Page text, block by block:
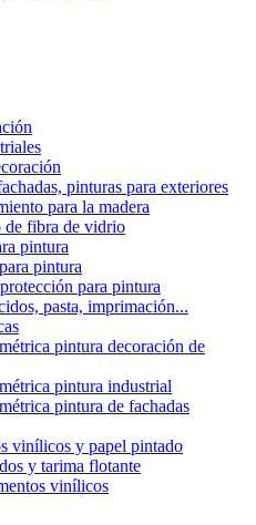
pinturas para exteriores
para la madera
de fibra de vidrio
pintura
pintura
para pintura
pasta, imprimación...
pintura decoración de
pintura industrial
pintura de fachadas
vinílicos y papel pintado
y tarima flotante
vinílicos